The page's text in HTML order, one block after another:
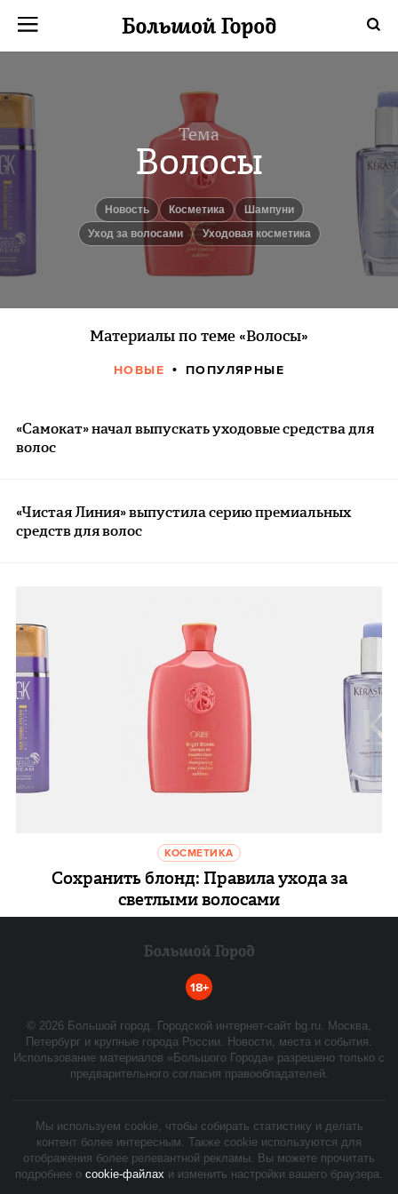
Тема
Волосы
Новость косметика
Шампуни
Уход за волосами
Уходовая косметика
Материалы по теме «Волосы»
НОВЫЕ ПОПУЛЯРНЫЕ
«Самокат» начал выпускать уходовые средства для
волос
«Чистая Линия» выпустила серию премиальных
средств для волос
КОСМЕТИКА
Сохранить блонд: Правила ухода за
светлыми волосами
18+
© 2026 Большой город. Городской интернет-сайт bg.ru. Москва,
Петербург и крупные города России. Новости, места и события.
Использование материалов «Большого Города» разрешено только с
предварительного согласия правообладателей.
Мы используем cookie, чтобы собирать статистику и делать
контент более интересным. Также cookie используются для
отображения более релевантной рекламы. Вы можете прочитать
подробнее о cookie-файлах и изменить настройки вашего браузера.